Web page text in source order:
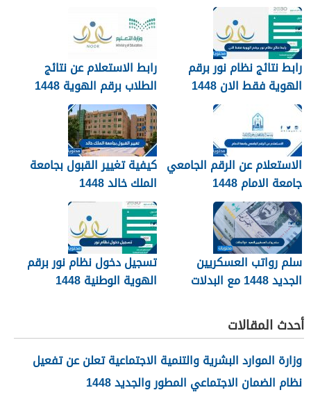
العربية
رابط نتائج نظام نور برقم
الهوية فقط الان 1448
رابط الاستعلام عن نتائج
الطلاب برقم الهوية 1448
عبر نظام نور
noor.moe.gov.sa
الاستعلام عن الرقم الجامعي
جامعة الامام 1448
كيفية تغيير القبول بجامعة
الملك خالد 1448
سلم رواتب العسكريين
الجديد 1448 مع البدلات
تسجيل دخول نظام نور برقم
الهوية الوطنية 1448
أحدث المقالات
وزارة الموارد البشرية والتنمية الاجتماعية تعلن عن تفعيل
نظام الضمان الاجتماعي المطور والجديد 1448